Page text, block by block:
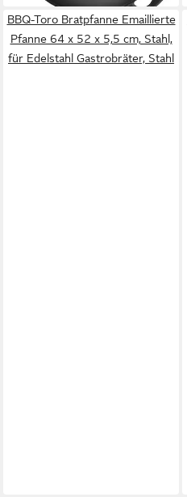
BBQ-Toro Bratpfanne Emaillierte
Pfanne 64 x 52 x 5,5 cm, Stahl,
für Edelstahl Gastrobräter, Stahl